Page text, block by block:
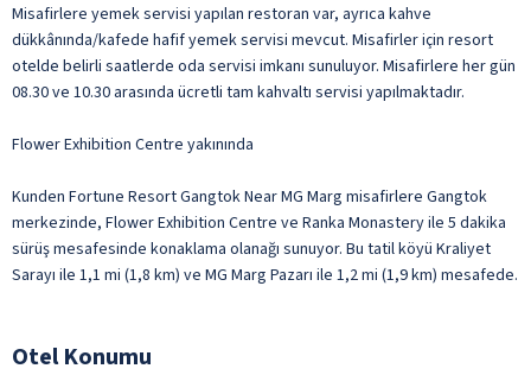
Misafirlere yemek servisi yapılan restoran var, ayrıca kahve
dükkânında/kafede hafif yemek servisi mevcut. Misafirler için resort
otelde belirli saatlerde oda servisi imkanı sunuluyor. Misafirlere her gün
08.30 ve 10.30 arasında ücretli tam kahvaltı servisi yapılmaktadır.
Flower Exhibition Centre yakınında
Kunden Fortune Resort Gangtok Near MG Marg misafirlere Gangtok
merkezinde, Flower Exhibition Centre ve Ranka Monastery ile 5 dakika
sürüş mesafesinde konaklama olanağı sunuyor. Bu tatil köyü Kraliyet
Sarayı ile 1,1 mi (1,8 km) ve MG Marg Pazarı ile 1,2 mi (1,9 km) mesafede.
Otel Konumu